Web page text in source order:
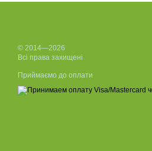
© 2014—2026
Всі права захищені
Приймаємо до оплати